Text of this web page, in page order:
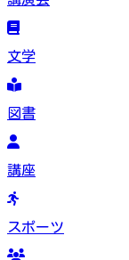
文学
図書
講座
スポーツ